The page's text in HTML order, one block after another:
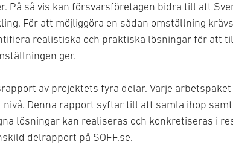
På så vis kan försvarsföretagen bidra till att
För att möjliggöra en sådan omställning
realistiska och praktiska lösningar för att
ger.
av projektets fyra delar. Varje
Denna rapport syftar till att samla ihop
lösningar kan realiseras och konkretiseras i
delrapport på SOFF.se.